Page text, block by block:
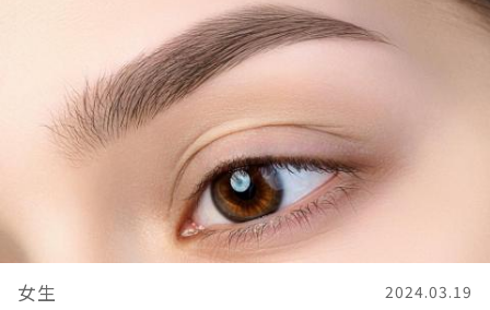
女生 2024.03.19